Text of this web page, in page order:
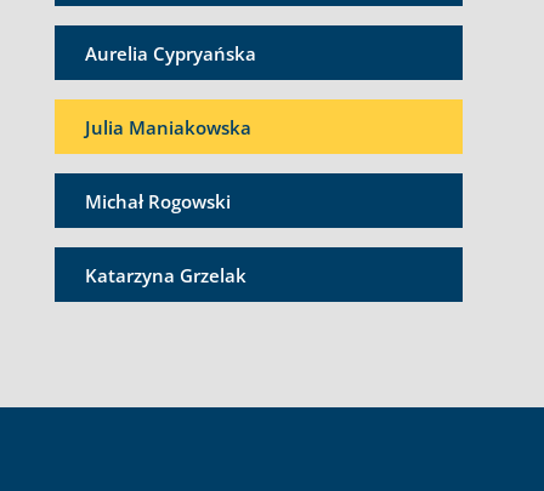
Aurelia Cypryańska
Julia Maniakowska
Michał Rogowski
Katarzyna Grzelak